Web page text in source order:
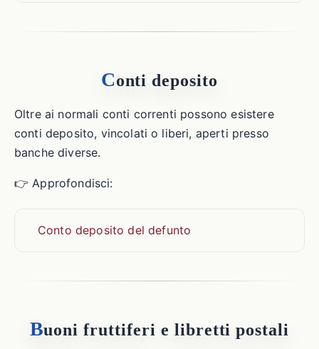
Conti deposito
Oltre ai normali conti correnti possono esistere
conti deposito, vincolati o liberi, aperti presso
banche diverse.
👉 Approfondisci:
Conto deposito del defunto
Buoni fruttiferi e libretti postali